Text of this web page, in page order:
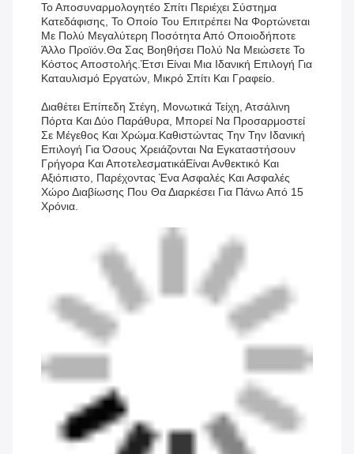
Το Αποσυναρμολογητέο Σπίτι Περιέχει Σύστημα
Κατεδάφισης, Το Οποίο Του Επιτρέπει Να Φορτώνεται
Με Πολύ Μεγαλύτερη Ποσότητα Από Οποιοδήποτε
Άλλο Προϊόν.Θα Σας Βοηθήσει Πολύ Να Μειώσετε Το
Κόστος Αποστολής.Έτσι Είναι Μια Ιδανική Επιλογή Για
Καταυλισμό Εργατών, Μικρό Σπίτι Και Γραφείο.
Διαθέτει Επίπεδη Στέγη, Μονωτικά Τείχη, Ατσάλινη
Πόρτα Και Δύο Παράθυρα, Μπορεί Να Προσαρμοστεί
Σε Μέγεθος Και Χρώμα.καθιστώντας Την Την Ιδανική
Επιλογή Για Όσους Χρειάζονται Να Εγκαταστήσουν
Γρήγορα Και ΑποτελεσματικάΕίναι Ανθεκτικό Και
Αξιόπιστο, Παρέχοντας Ένα Ασφαλές Και Ασφαλές
Χώρο Διαβίωσης Που Θα Διαρκέσει Για Πάνω Από 15
Χρόνια.